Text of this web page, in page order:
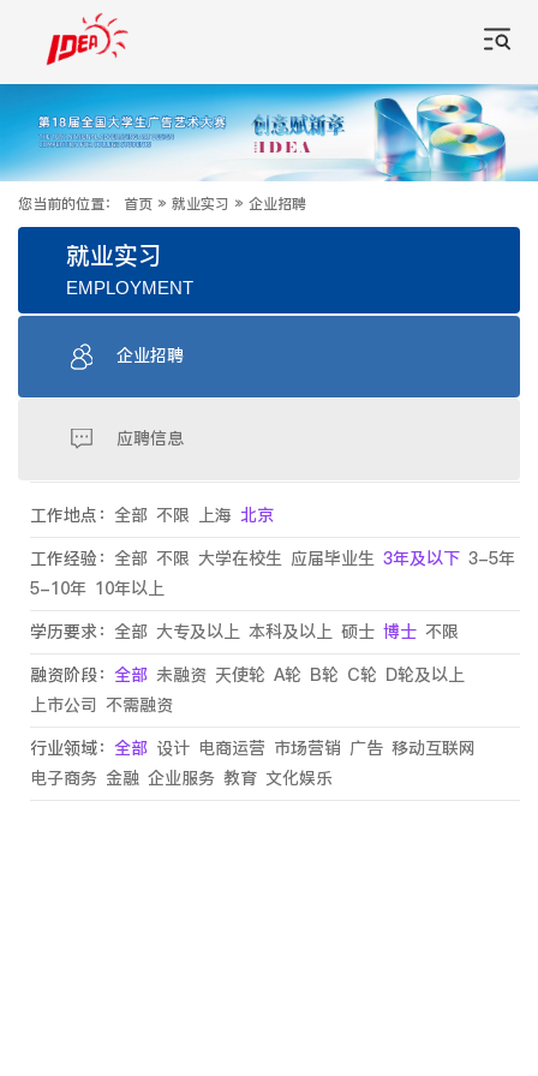
您当前的位置： 首页 » 就业实习 » 企业招聘
就业实习
EMPLOYMENT
企业招聘
应聘信息
工作地点： 全部 不限 上海 北京
工作经验： 全部 不限 大学在校生 应届毕业生 3年及以下 3-5年
5-10年 10年以上
学历要求： 全部 大专及以上 本科及以上 硕士 博士 不限
融资阶段： 全部 未融资 天使轮 A轮 B轮 C轮 D轮及以上
上市公司 不需融资
行业领域： 全部 设计 电商运营 市场营销 广告 移动互联网
电子商务 金融 企业服务 教育 文化娱乐